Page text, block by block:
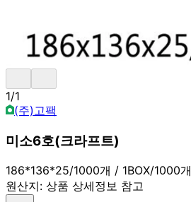
1/1
(주)고팩
미소6호(크라프트)
186*136*25/1000개 / 1BOX/1000개
원산지: 상품 상세정보 참고